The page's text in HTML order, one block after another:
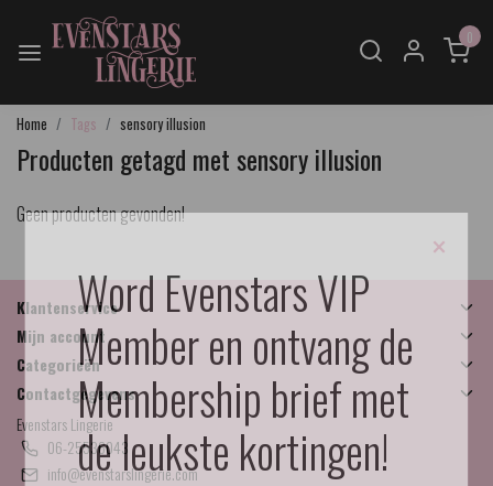
0
Home Tags sensory illusion
Producten getagd met sensory illusion
Geen producten gevonden!
Klantenservice
Mijn account
Categorieën
Contactgegevens
Evenstars Lingerie
06-25536043
info@evenstarslingerie.com
×
Word Evenstars VIP
Member en ontvang de
Membership brief met
de leukste kortingen!